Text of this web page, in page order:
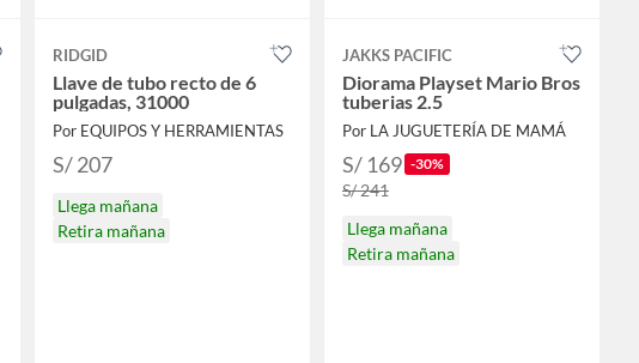
RIDGID
Llave de tubo recto de 6
pulgadas, 31000
Por EQUIPOS Y HERRAMIENTAS
S/ 207
Llega mañana
Retira mañana
JAKKS PACIFIC
Diorama Playset Mario Bros
tuberias 2.5
Por LA JUGUETERÍA DE MAMÁ
S/ 169 -30%
S/ 241
Llega mañana
Retira mañana